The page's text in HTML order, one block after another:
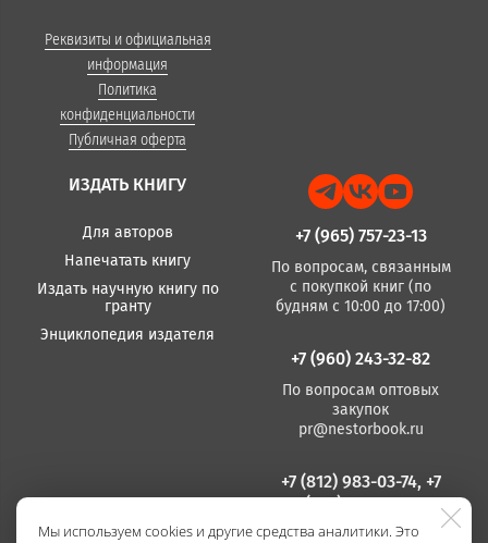
Реквизиты и официальная
информация
Политика
конфиденциальности
Публичная оферта
ИЗДАТЬ КНИГУ
Для авторов
Напечатать книгу
Издать научную книгу по
гранту
Энциклопедия издателя
+7 (965) 757-23-13
По вопросам, связанным
с покупкой книг (по
будням с 10:00 до 17:00)
+7 (960) 243-32-82
По вопросам оптовых
закупок
pr@nestorbook.ru
+7 (812) 983-03-74, +7
(812) 235 15 86
По вопросам издания
Мы используем cookies и другие средства аналитики. Это